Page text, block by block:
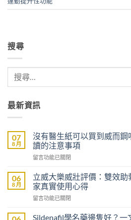
搜尋
最新資訊
07
8 月
沒有醫生紙可以買到威而
讀的注意事項
在
有
醫
生
紙
以
留言功能已關閉
06
8 月
立威大樂威壯評價：雙效
家真實使用心得
在
威
留言功能已關閉
Sildenafil學名藥邊隻好？一